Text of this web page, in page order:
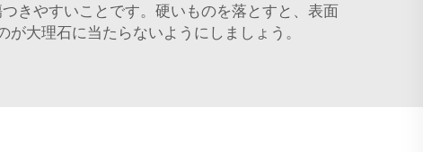
きやすいことです。硬いものを落とすと、表面
大理石に当たらないようにしましょう。